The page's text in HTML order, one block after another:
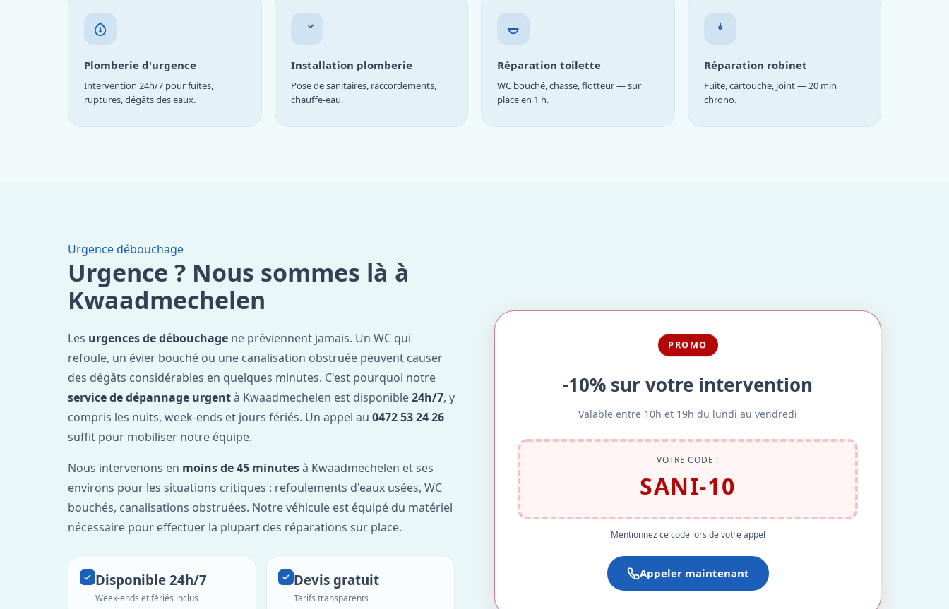
Plomberie d'urgence
Intervention 24h/7 pour fuites,
ruptures, dégâts des eaux.
Installation plomberie
Pose de sanitaires, raccordements,
chauffe-eau.
Réparation toilette
WC bouché, chasse, flotteur — sur
place en 1 h.
Réparation robinet
Fuite, cartouche, joint — 20 min
chrono.
Urgence débouchage
Urgence ? Nous sommes là à
Kwaadmechelen
Les urgences de débouchage ne préviennent jamais. Un WC qui
refoule, un évier bouché ou une canalisation obstruée peuvent causer
des dégâts considérables en quelques minutes. C'est pourquoi notre
service de dépannage urgentà Kwaadmechelen est disponible24h/7, y
compris les nuits, week-ends et jours fériés. Un appel au 0472 53 24 26
suffit pour mobiliser notre équipe.
Nous intervenons en moins de 45 minutesà Kwaadmechelen et ses
environs pour les situations critiques : refoulements d'eaux usées, WC
bouchés, canalisations obstruées. Notre véhicule est équipé du matériel
nécessaire pour effectuer la plupart des réparations sur place.
Disponible 24h/7
Week-ends et fériés inclus
Devis gratuit
Tarifs transparents
PROMO
-10% sur votre intervention
Valable entre 10h et 19h du lundi au vendredi
VOTRE CODE :
SANI-10
Mentionnez ce code lors de votre appel
Appeler maintenant